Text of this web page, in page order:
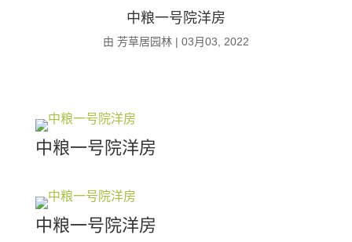
中粮一号院洋房
由 芳草居园林| 03月03, 2022
中粮一号院洋房
中粮一号院洋房